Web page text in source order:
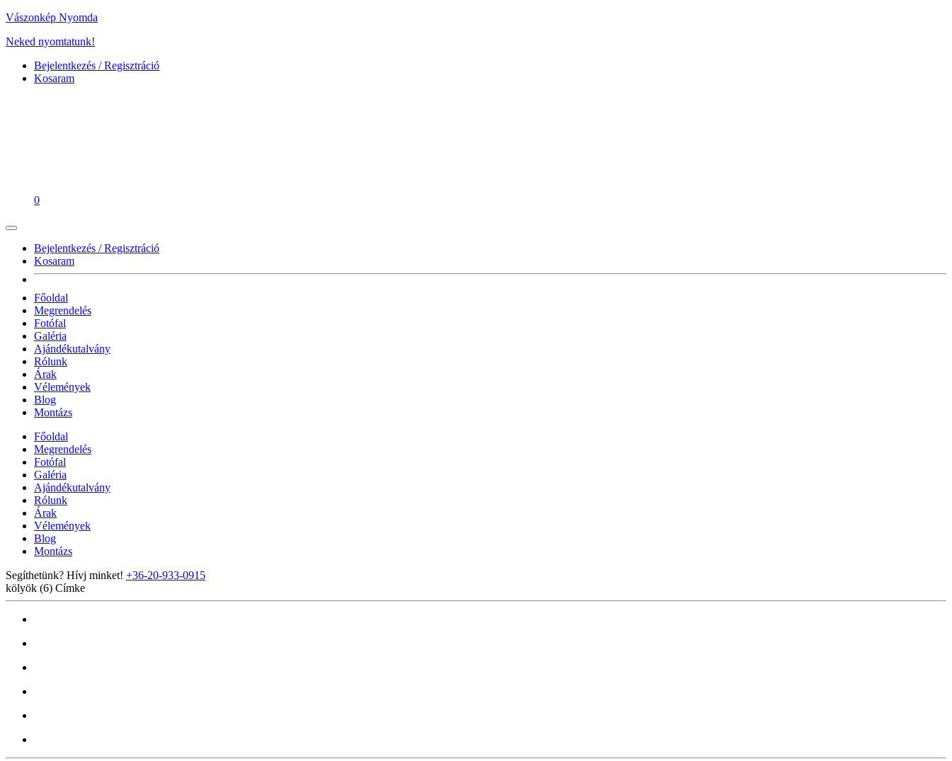
Vászonkép Nyomda
Neked nyomtatunk!
Bejelentkezés / Regisztráció
Kosaram
0
Bejelentkezés / Regisztráció
Kosaram
Főoldal
Megrendelés
Fotófal
Galéria
Ajándékutalvány
Rólunk
Árak
Vélemények
Blog
Montázs
Főoldal
Megrendelés
Fotófal
Galéria
Ajándékutalvány
Rólunk
Árak
Vélemények
Blog
Montázs
Segíthetünk? Hívj minket! +36-20-933-0915
kölyök (6) Címke